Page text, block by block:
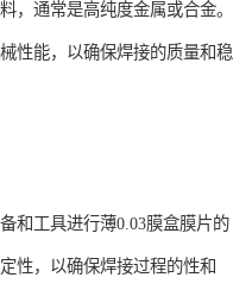
，通常是高纯度金属或合金。
性能，以确保焊接的质量和稳
和工具进行薄0.03膜盒膜片的
性，以确保焊接过程的性和